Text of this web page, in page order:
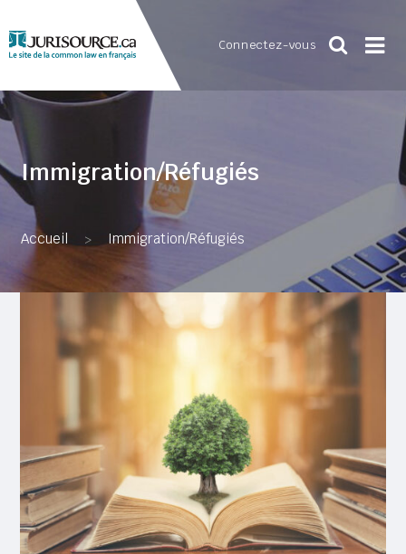
Connectez-vous
Immigration/Réfugiés
Accueil > Immigration/Réfugiés